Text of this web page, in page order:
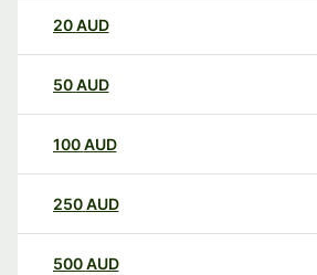
20AUD
50AUD
100AUD
250AUD
500AUD